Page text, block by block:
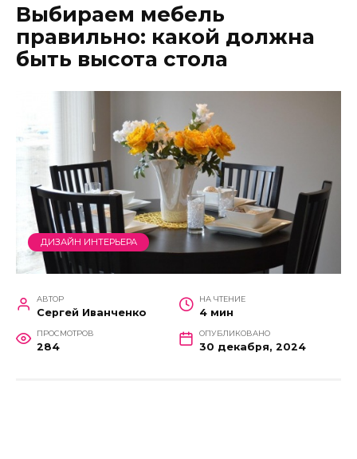
Выбираем мебель
правильно: какой должна
быть высота стола
ДИЗАЙН ИНТЕРЬЕРА
АВТОР
Сергей Иванченко
НА ЧТЕНИЕ
4 мин
ПРОСМОТРОВ
284
ОПУБЛИКОВАНО
30 декабря, 2024